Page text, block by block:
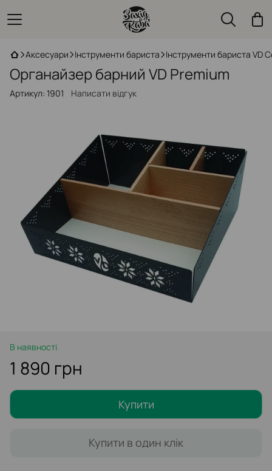
Аксесуари Інструменти бариста Інструменти бариста VD
Органайзер барний VD Premium
Артикул: 1901 Написати відгук
В наявності
1 890 грн
Купити
Купити в один клік